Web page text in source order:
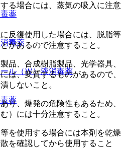
薬
消毒薬
ル（Ｗ）液消毒薬
薬
る場合には、蒸気の吸入に注意
反復使用した場合には、脱脂等
があるので注意すること。
品、合成樹脂製品、光学器具、
は、変質するものがあるので、
しないこと。
、爆発の危険性もあるため、
）には十分注意すること。
を使用する場合には本剤を乾燥
を確認してから使用すること